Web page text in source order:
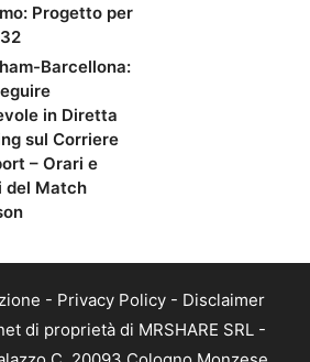
Progetto per
Barcellona:
in Diretta
sul Corriere
– Orari e
del Match
- Privacy Policy - Disclaimer
di proprietà di MRSHARE SRL -